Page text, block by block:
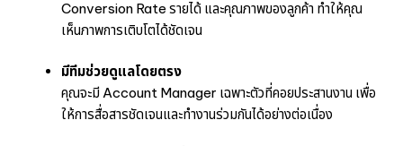
Conversion Rate รายได้ และคุณภาพของลูกค้า ทำให้คุณ
เห็นภาพการเติบโตได้ชัดเจน
มีทีมช่วยดูแลโดยตรง
คุณจะมี Account Manager เฉพาะตัวที่คอยประสานงาน เพื่อ
ให้การสื่อสารชัดเจนและทำงานร่วมกันได้อย่างต่อเนื่อง